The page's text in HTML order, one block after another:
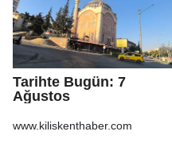
Tarihte Bugün: 7
Ağustos
www.kiliskenthaber.com